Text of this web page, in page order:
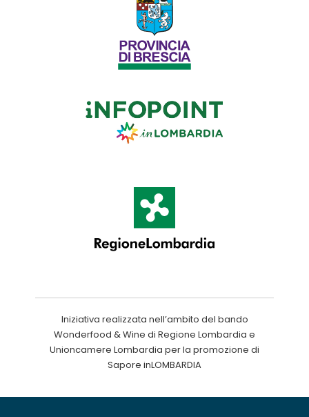
Iniziativa realizzata nell’ambito del bando
Wonderfood & Wine di Regione Lombardia e
Unioncamere Lombardia per la promozione di
Sapore inLOMBARDIA